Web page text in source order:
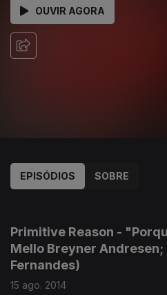
OUVIR AGORA
EPISÓDIOS SOBRE
Primitive Reason -
Mello Breyner
Fernandes)
15 ago. 2014